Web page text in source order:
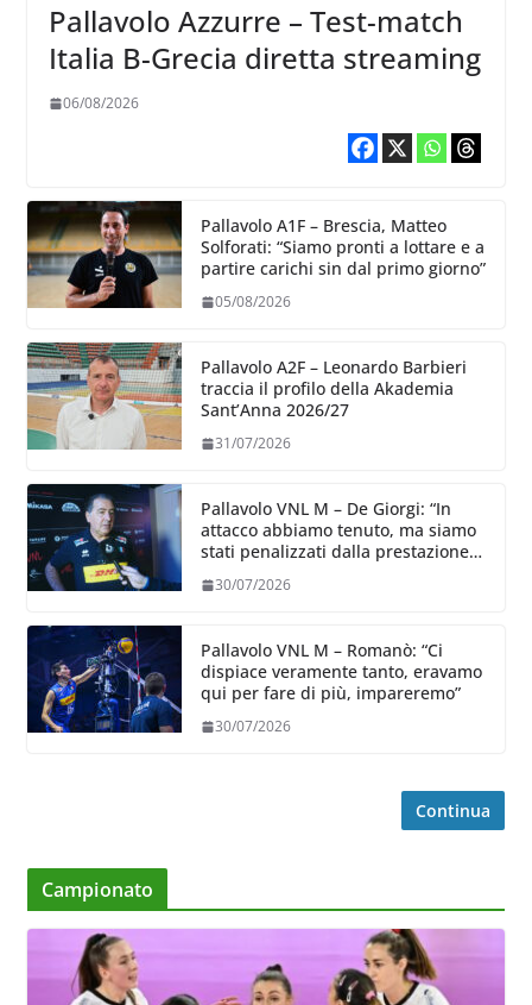
Pallavolo Azzurre – Test-match
Italia B-Grecia diretta streaming
06/08/2026
Pallavolo A1F – Brescia, Matteo
Solforati: “Siamo pronti a lottare e a
partire carichi sin dal primo giorno”
05/08/2026
Pallavolo A2F – Leonardo Barbieri
traccia il profilo della Akademia
Sant’Anna 2026/27
31/07/2026
Pallavolo VNL M – De Giorgi: “In
attacco abbiamo tenuto, ma siamo
stati penalizzati dalla prestazione
30/07/2026
Pallavolo VNL M – Romanò: “Ci
dispiace veramente tanto, eravamo
qui per fare di più, impareremo”
30/07/2026
Continua
Campionato